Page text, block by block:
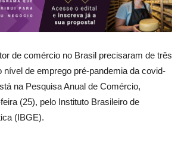
de comércio no Brasil precisaram de três
nível de emprego pré-pandemia da covid-
na Pesquisa Anual de Comércio,
(25), pelo Instituto Brasileiro de
(IBGE).